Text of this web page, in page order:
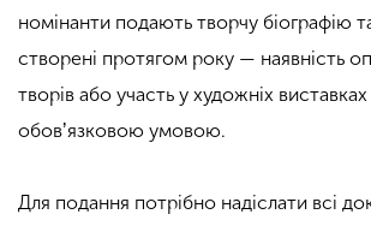
номінанти подають творчу біографію
створені протягом року — наявність
творів або участь у художніх
обовʼязковою умовою.
Для подання потрібно надіслати всі